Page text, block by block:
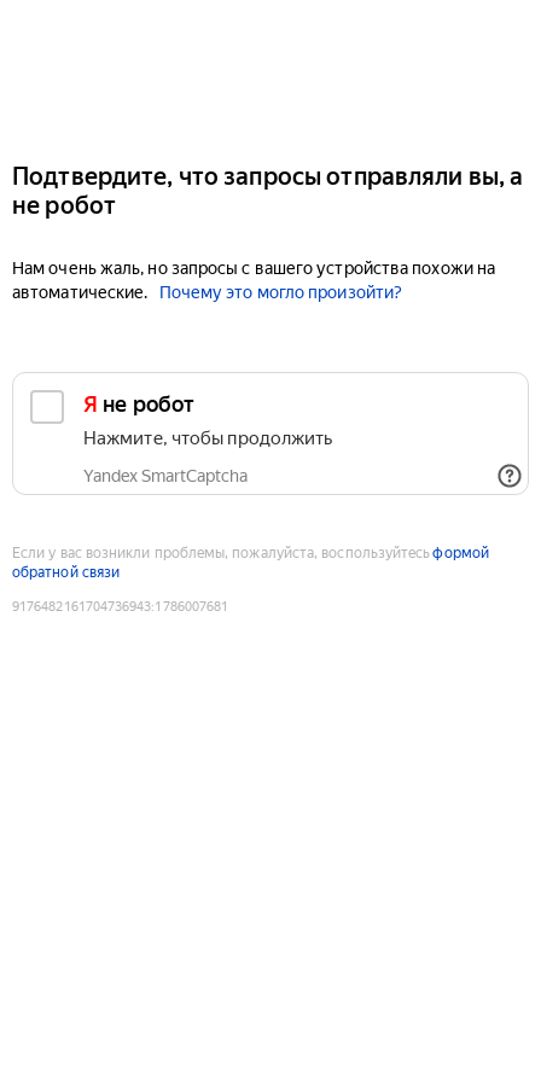
Подтвердите, что запросы отправляли вы, а
не робот
Нам очень жаль, но запросы с вашего устройства похожи на
автоматические.
Почему это могло произойти?
Я не робот
Нажмите, чтобы продолжить
Yandex SmartCaptcha
Если у вас возникли проблемы, пожалуйста, воспользуйтесьформой
обратной связи
9176482161704736943:1786007681